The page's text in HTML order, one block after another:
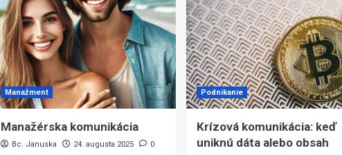
Manažment
Manažérska komunikácia
Bc. Januska 24. augusta 2025 0
Podnikanie
Krízová komunikácia: keď
uniknú dáta alebo obsah